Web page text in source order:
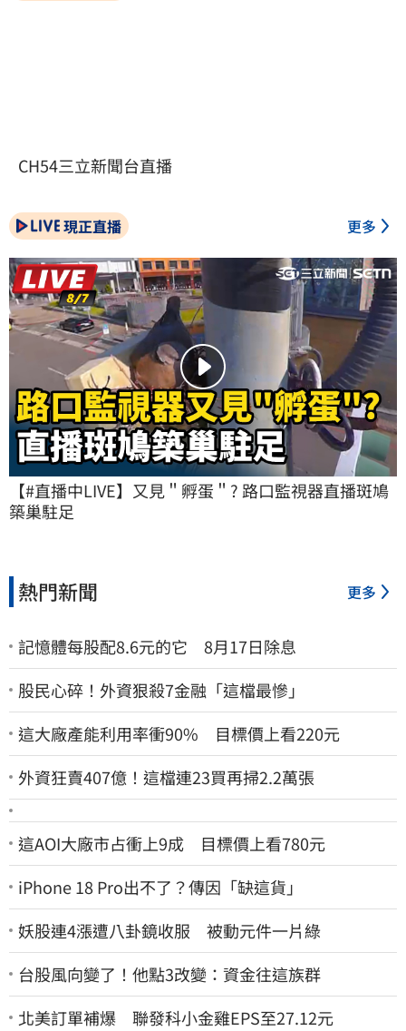
CH54三立新聞台直播
現正直播 更多
【#直播中LIVE】又見＂孵蛋＂? 路口監視器直播斑鳩
築巢駐足
熱門新聞 更多
記憶體每股配8.6元的它 8月17日除息
股民心碎！外資狠殺7金融「這檔最慘」
這大廠產能利用率衝90% 目標價上看220元
外資狂賣407億！這檔連23買再掃2.2萬張
這AOI大廠市占衝上9成 目標價上看780元
iPhone 18 Pro出不了？傳因「缺這貨」
妖股連4漲遭八卦鏡收服 被動元件一片綠
台股風向變了！他點3改變：資金往這族群
北美訂單補爆 聯發科小金雞EPS至27.12元